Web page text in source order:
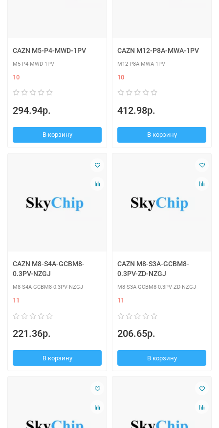
CAZN M5-P4-MWD-1PV
M5-P4-MWD-1PV
10
294.94р.
В корзину
CAZN M12-P8A-MWA-1PV
M12-P8A-MWA-1PV
10
412.98р.
В корзину
CAZN M8-S4A-GCBM8-
0.3PV-NZGJ
M8-S4A-GCBM8-0.3PV-NZGJ
11
221.36р.
В корзину
CAZN M8-S3A-GCBM8-
0.3PV-ZD-NZGJ
M8-S3A-GCBM8-0.3PV-ZD-NZGJ
11
206.65р.
В корзину